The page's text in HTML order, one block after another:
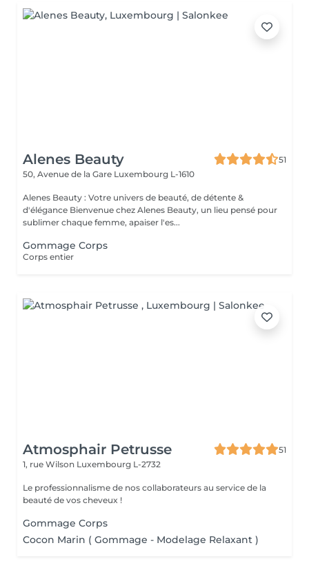
Alenes Beauty
51
50, Avenue de la Gare Luxembourg L-1610
Alenes Beauty : Votre univers de beauté, de détente &
d'élégance Bienvenue chez Alenes Beauty, un lieu pensé pour
sublimer chaque femme, apaiser l'es...
Gommage Corps
Corps entier
Atmosphair Petrusse
51
1, rue Wilson Luxembourg L-2732
Le professionnalisme de nos collaborateurs au service de la
beauté de vos cheveux !
Gommage Corps
Cocon Marin ( Gommage - Modelage Relaxant )